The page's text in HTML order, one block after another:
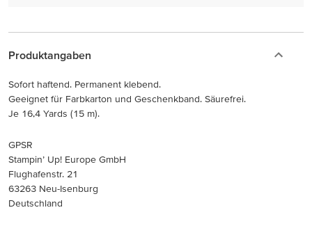
Produktangaben
Sofort haftend. Permanent klebend.
Geeignet für Farbkarton und Geschenkband. Säurefrei.
Je 16,4 Yards (15 m).
GPSR
Stampin’ Up! Europe GmbH
Flughafenstr. 21
63263 Neu-Isenburg
Deutschland